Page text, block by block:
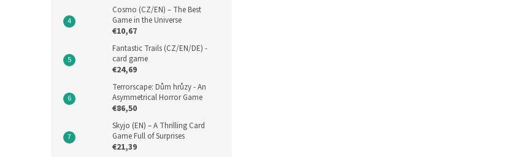
Cosmo (CZ/EN) – The Best
Game in the Universe
€10,67
Fantastic Trails (CZ/EN/DE) -
card game
€24,69
Terrorscape: Dům hrůzy - An
Asymmetrical Horror Game
€86,50
Skyjo (EN) – A Thrilling Card
Game Full of Surprises
€21,39